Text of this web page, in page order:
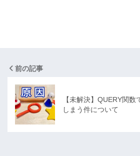
前の記事
【未解決】QUERY関
しまう件について